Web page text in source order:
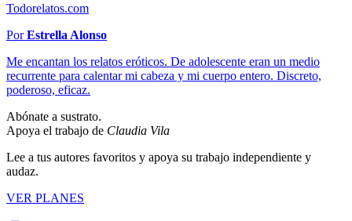
Todorelatos.com
PorEstrella Alonso
Me encantan los relatos eróticos. De adolescente eran un medio
recurrente para calentar mi cabeza y mi cuerpo entero. Discreto,
poderoso, eficaz.
Abónate a sustrato.
Apoya el trabajo de Claudia Vila
Lee a tus autores favoritos y apoya su trabajo independiente y
audaz.
VER PLANES